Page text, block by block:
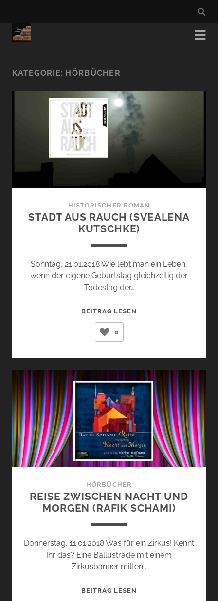
KATEGORIE: HÖRBÜCHER
HISTORISCHER ROMAN
STADT AUS RAUCH (SVEALENA
KUTSCHKE)
Sonntag, 21.01.2018 Wie lebt man ein Leben,
wenn der eigene Geburtstag gleichzeitig der
Todestag der…
BEITRAG LESEN
KUTSCHKE)
0
HÖRBÜCHER
REISE ZWISCHEN NACHT UND
MORGEN (RAFIK SCHAMI)
Donnerstag, 11.01.2018 Was für ein Zirkus! Kennt
Ihr das? Eine Ballustrade mit einem
Zirkusbanner mitten…
BEITRAG LESEN